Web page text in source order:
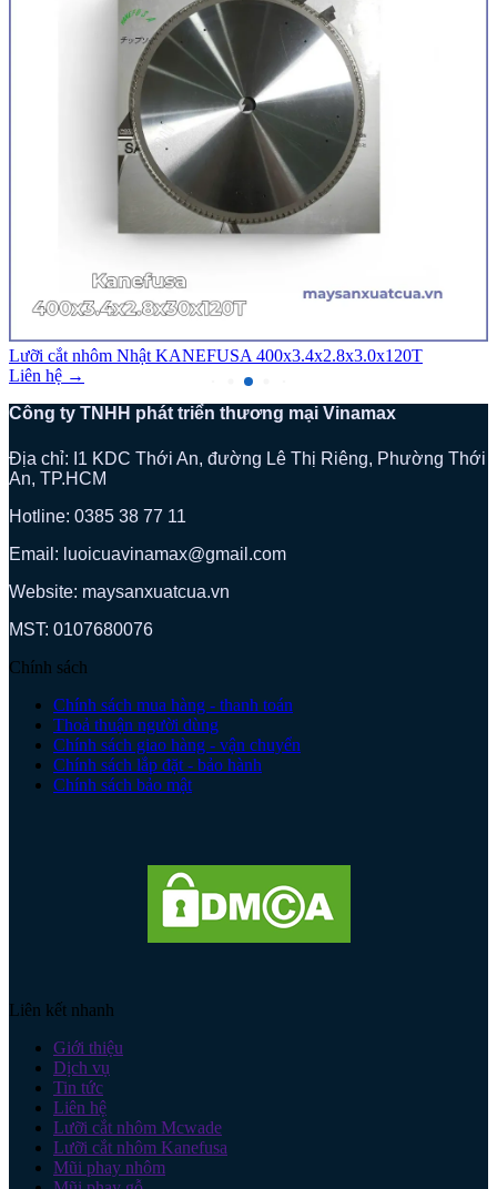
Lưỡi cắt nhôm Nhật KANEFUSA 400x3.4x2.8x3.0x120T
Liên hệ →
Công ty TNHH phát triển thương mại Vinamax
Địa chỉ: I1 KDC Thới An, đường Lê Thị Riêng, Phường Thới
An, TP.HCM
Hotline: 0385 38 77 11
Email: luoicuavinamax@gmail.com
Website: maysanxuatcua.vn
MST: 0107680076
Chính sách
Chính sách mua hàng - thanh toán
Thoả thuận người dùng
Chính sách giao hàng - vận chuyển
Chính sách lắp đặt - bảo hành
Chính sách bảo mật
Liên kết nhanh
Giới thiệu
Dịch vụ
Tin tức
Liên hệ
Lưỡi cắt nhôm Mcwade
Lưỡi cắt nhôm Kanefusa
Mũi phay nhôm